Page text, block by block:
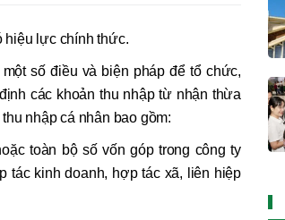
hiệu lực chính thức.
số điều và biện pháp để tổ chức,
các khoản thu nhập từ nhận thừa
nhập cá nhân bao gồm:
toàn bộ số vốn góp trong công ty
tác kinh doanh, hợp tác xã, liên hiệp